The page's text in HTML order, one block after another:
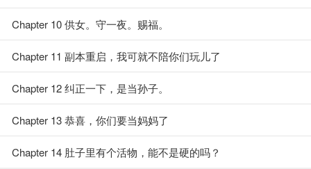
Chapter 10 供女。守一夜。赐福。
Chapter 11 副本重启，我可就不陪你们玩儿了
Chapter 12 纠正一下，是当孙子。
Chapter 13 恭喜，你们要当妈妈了
Chapter 14 肚子里有个活物，能不是硬的吗？